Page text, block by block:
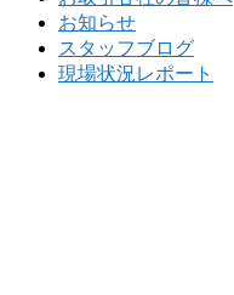
お知らせ
スタッフブログ
現場状況レポート